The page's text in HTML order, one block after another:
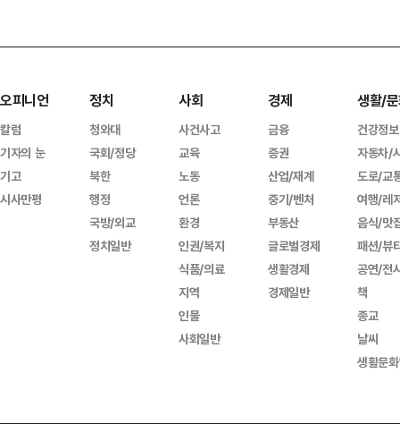
오피니언
칼럼
기자의 눈
기고
시사만평
정치
청와대
국회/정당
북한
행정
국방/외교
정치일반
사회
사건사고
교육
노동
언론
환경
인권/복지
식품/의료
지역
인물
사회일반
경제
금융
증권
산업/재계
중기/벤처
부동산
글로벌경제
생활경제
경제일반
생활/
건강정보
자동차/
도로/교
여행/레
음식/맛
패션/뷰
공연/전
책
종교
날씨
생활문